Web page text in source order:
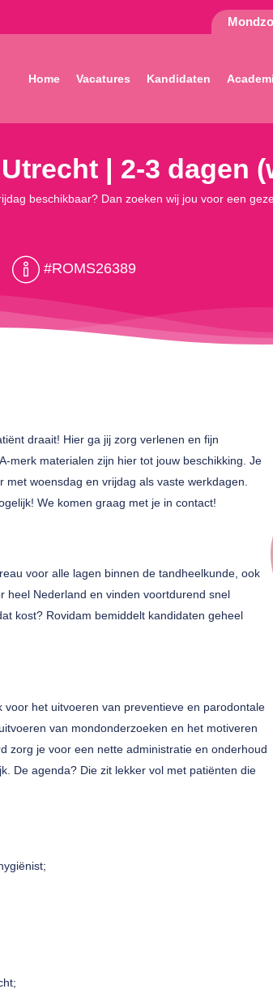
Home Vacatures Kandidaten
| 2-3 dagen
beschikbaar? Dan zoeken wij jou voor een
#ROMS26389
draait! Hier ga jij zorg verlenen en fijn
merk materialen zijn hier tot jouw beschikking. Je
woensdag en vrijdag als vaste werkdagen.
We komen graag met je in contact!
voor alle lagen binnen de tandheelkunde, ook
heel Nederland en vinden voortdurend snel
kost? Rovidam bemiddelt kandidaten geheel
het uitvoeren van preventieve en parodontale
van mondonderzoeken en het motiveren
zorg je voor een nette administratie en onderhoud
De agenda? Die zit lekker vol met patiënten die